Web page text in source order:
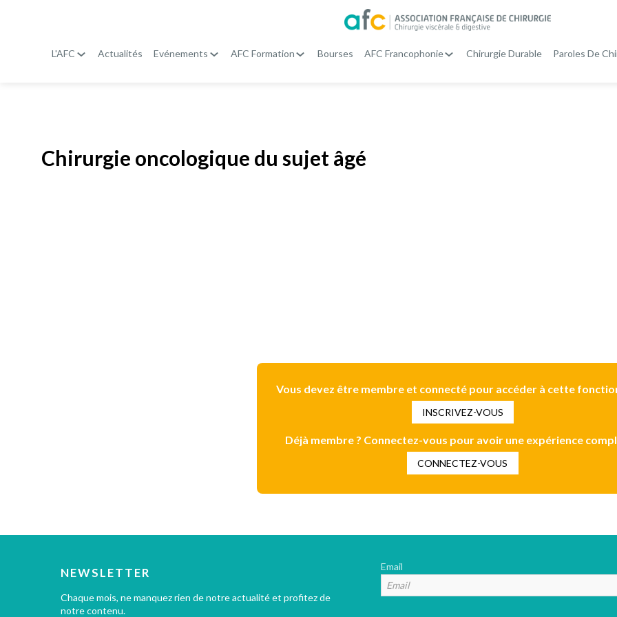
L'AFC Actualités Evénements AFC Formation Bourses AFC Francophonie Chirurgie Durable Paroles De
Chirurgie oncologique du sujet âgé
Vous devez être membre et connecté pour accéder à cette
INSCRIVEZ-VOUS
Déjà membre ? Connectez-vous pour avoir une expérience
CONNECTEZ-VOUS
NEWSLETTER
Chaque mois, ne manquez rien de notre actualité et profitez de
notre contenu.
Email